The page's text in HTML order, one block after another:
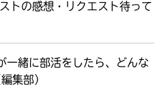
トの感想・リクエスト待って
緒に部活をしたら、どんな
集部）